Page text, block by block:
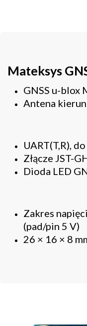
Mateksys
GNSS u-blox
Antena
UART(T,R),
Złącze JST-
Dioda LED
Zakres
(pad/pin 5 V)
26 × 16 × 8